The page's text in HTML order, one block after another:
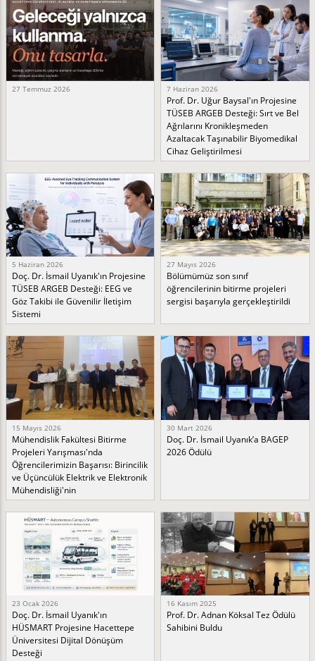
27 Temmuz 2026 7 Haziran 2026
Prof. Dr. Uğur Baysal'ın Projesine
TÜSEB ARGEB Desteği: Sırt ve Bel
Ağrılarını Kronikleşmeden
Azaltacak Taşınabilir Biyomedikal
Cihaz Geliştirilmesi
5 Haziran 2026
Doç. Dr. İsmail Uyanık'ın Projesine
TÜSEB ARGEB Desteği: EEG ve
Göz Takibi ile Güvenilir İletişim
Sistemi
27 Mayıs 2026
Bölümümüz son sınıf
öğrencilerinin bitirme projeleri
sergisi başarıyla gerçekleştirildi
15 Mayıs 2026
Mühendislik Fakültesi Bitirme
Projeleri Yarışması'nda
Öğrencilerimizin Başarısı: Birincilik
ve Üçüncülük Elektrik ve Elektronik
Mühendisliği'nin
30 Mart 2026
Doç. Dr. İsmail Uyanık’a BAGEP
2026 Ödülü
23 Ocak 2026
Doç. Dr. İsmail Uyanık'ın
HÜSMART Projesine Hacettepe
Üniversitesi Dijital Dönüşüm
Desteği
16 Kasım 2025
Prof. Dr. Adnan Köksal Tez Ödülü
Sahibini Buldu